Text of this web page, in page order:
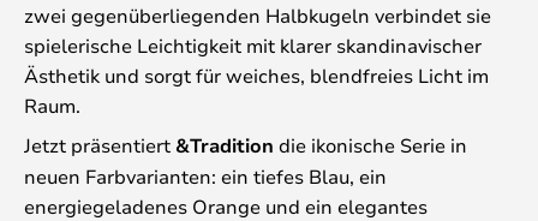
zwei gegenüberliegenden Halbkugeln verbindet sie
spielerische Leichtigkeit mit klarer skandinavischer
Ästhetik und sorgt für weiches, blendfreies Licht im
Raum.
Jetzt präsentiert &Tradition die ikonische Serie in
neuen Farbvarianten: ein tiefes Blau, ein
energiegeladenes Orange und ein elegantes